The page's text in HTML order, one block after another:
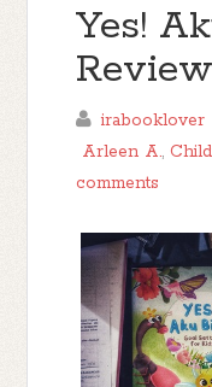
Yes!
Review
irabooklover
Arleen A.,
comments